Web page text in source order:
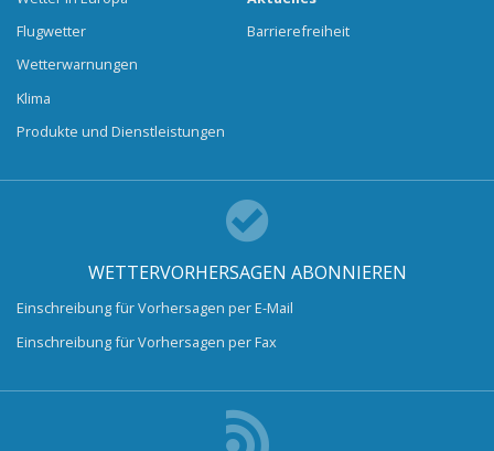
Flugwetter
Wetterwarnungen
Klima
Produkte und Dienstleistungen
Barrierefreiheit
WETTERVORHERSAGEN ABONNIEREN
Einschreibung für Vorhersagen per E-Mail
Einschreibung für Vorhersagen per Fax